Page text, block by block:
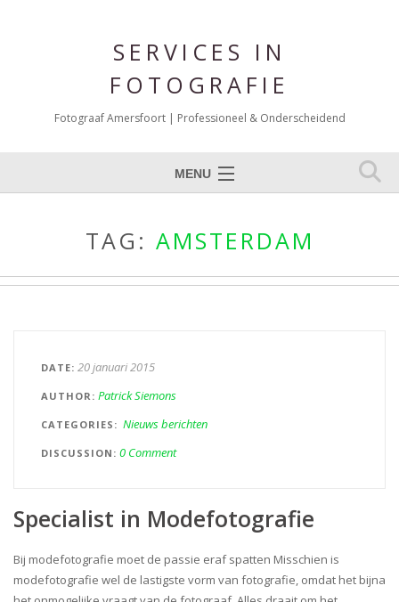
SERVICES IN
FOTOGRAFIE
Fotograaf Amersfoort | Professioneel & Onderscheidend
MENU
Portfolio Fotografie
Over mij
TAG: AMSTERDAM
DATE 20 januari 2015
AUTHOR Patrick Siemons
CATEGORIES Nieuws berichten
DISCUSSION 0 Comment
Specialist in Modefotografie
Bij modefotografie moet de passie eraf spatten Misschien is
modefotografie wel de lastigste vorm van fotografie, omdat het bijna